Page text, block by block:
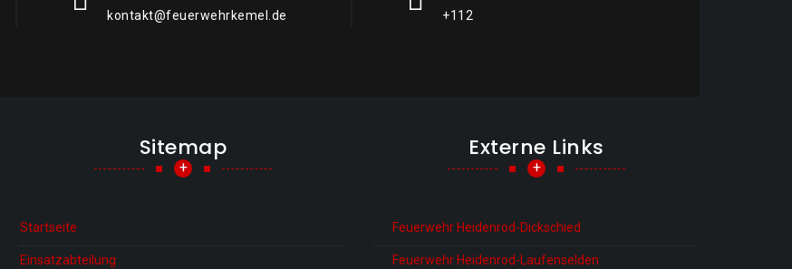
kontakt@feuerwehrkemel.de
+112
Sitemap
+
Startseite
Einsatzabteilung
Externe Links
+
Feuerwehr Heidenrod-Dickschied
Feuerwehr Heidenrod-Laufenselden